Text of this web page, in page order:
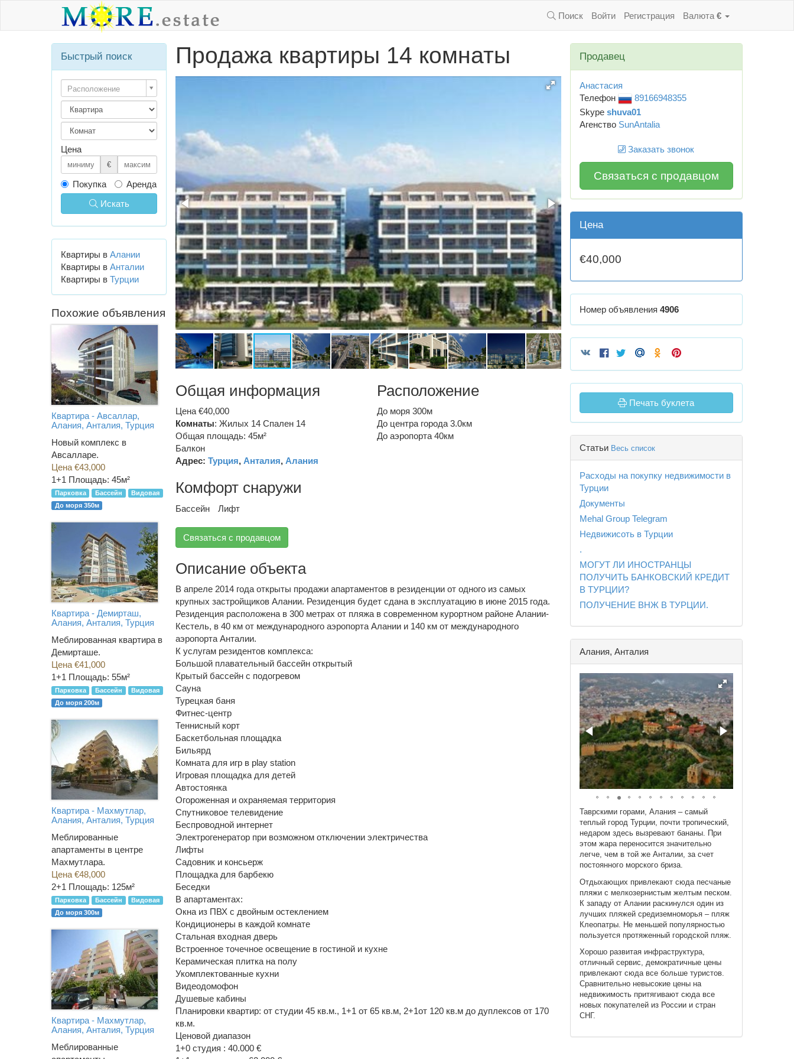
Поиск Войти Регистрация Валюта €
Продажа квартиры 14 комнаты
Общая информация
Цена €40,000
Комнаты: Жилых 14 Спален 14
Общая площадь: 45м²
Балкон
Адрес: Турция, Анталия, Алания
Расположение
До моря 300м
До центра города 3.0км
До аэропорта 40км
Комфорт снаружи
Бассейн Лифт
Связаться с продавцом
Описание объекта
В апреле 2014 года открыты продажи апартаментов в резиденции от одного из самых
крупных застройщиков Алании. Резиденция будет сдана в эксплуатацию в июне 2015 года.
Резиденция расположена в 300 метрах от пляжа в современном курортном районе Алании-
Кестель, в 40 км от международного аэропорта Алании и 140 км от международного
аэропорта Анталии.
К услугам резидентов комплекса:
Большой плавательный бассейн открытый
Крытый бассейн с подогревом
Сауна
Турецкая баня
Фитнес-центр
Теннисный корт
Баскетбольная площадка
Бильярд
Комната для игр в play station
Игровая площадка для детей
Автостоянка
Огороженная и охраняемая территория
Спутниковое телевидение
Беспроводной интернет
Электрогенератор при возможном отключении электричества
Лифты
Садовник и консьерж
Площадка для барбекю
Беседки
В апартаментах:
Окна из ПВХ с двойным остеклением
Кондиционеры в каждой комнате
Стальная входная дверь
Встроенное точечное освещение в гостиной и кухне
Керамическая плитка на полу
Укомплектованные кухни
Видеодомофон
Душевые кабины
Планировки квартир: от студии 45 кв.м., 1+1 от 65 кв.м, 2+1от 120 кв.м до дуплексов от 170
кв.м.
Ценовой диапазон
1+0 студия : 40.000 €
Продавец
Анастасия
Телефон
89166948355
Skype shuva01
Агенство SunAntalia
Заказать звонок
Связаться с продавцом
Цена
€40,000
Номер объявления 4906
Печать буклета
Статьи Весь список
Расходы на покупку недвижимости в
Турции
Документы
Mehal Group Telegram
Недвижисоть в Турции
.
МОГУТ ЛИ ИНОСТРАНЦЫ
ПОЛУЧИТЬ БАНКОВСКИЙ КРЕДИТ
В ТУРЦИИ?
ПОЛУЧЕНИЕ ВНЖ В ТУРЦИИ.
Алания, Анталия
Таврскими горами, Алания – самый
теплый город Турции, почти тропический,
недаром здесь вызревают бананы. При
этом жара переносится значительно
легче, чем в той же Анталии, за счет
постоянного морского бриза.
Отдыхающих привлекают сюда песчаные
пляжи с мелкозернистым желтым песком.
К западу от Алании раскинулся один из
лучших пляжей средиземноморья – пляж
Клеопатры. Не меньшей популярностью
пользуется протяженный городской пляж.
Хорошо развитая инфраструктура,
отличный сервис, демократичные цены
привлекают сюда все больше туристов.
Сравнительно невысокие цены на
недвижимость притягивают сюда все
новых покупателей из России и стран
СНГ.
Быстрый поиск
Расположение
Цена
€
Покупка
Аренда
Искать
Квартиры в Алании
Квартиры в Анталии
Квартиры в Турции
Похожие объявления
Квартира - Авсаллар,
Алания, Анталия, Турция
Новый комплекс в
Авсалларе.
Цена €43,000
1+1 Площадь: 45м²
Парковка Бассейн
Видовая
До моря 350м
Квартира - Демирташ,
Алания, Анталия, Турция
Меблированная квартира в
Демирташе.
Цена €41,000
1+1 Площадь: 55м²
Парковка Бассейн
Видовая
До моря 200м
Квартира - Махмутлар,
Алания, Анталия, Турция
Меблированные
апартаменты в центре
Махмутлара.
Цена €48,000
2+1 Площадь: 125м²
Парковка Бассейн
Видовая
До моря 300м
Квартира - Махмутлар,
Алания, Анталия, Турция
Меблированные